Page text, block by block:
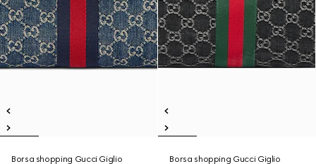
Borsa shopping Gucci Giglio
Borsa shopping Gucci Giglio